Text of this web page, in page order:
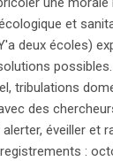
et
deux écoles)
tribulations
des
éveiller et
: